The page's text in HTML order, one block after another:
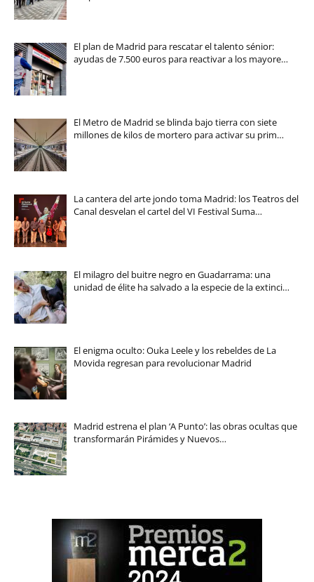
El plan de Madrid para rescatar el talento sénior:
ayudas de 7.500 euros para reactivar a los mayore…
El Metro de Madrid se blinda bajo tierra con siete
millones de kilos de mortero para activar su prim…
La cantera del arte jondo toma Madrid: los Teatros del
Canal desvelan el cartel del VI Festival Suma…
El milagro del buitre negro en Guadarrama: una
unidad de élite ha salvado a la especie de la extinci…
El enigma oculto: Ouka Leele y los rebeldes de La
Movida regresan para revolucionar Madrid
Madrid estrena el plan ‘A Punto’: las obras ocultas que
transformarán Pirámides y Nuevos…